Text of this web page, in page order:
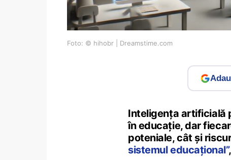
Foto: © hihobr | Dreamstime.com
Inteligența artificială
în educație, dar
poteniale, cât și
sistemul educațional”